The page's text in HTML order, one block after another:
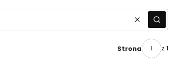
Wyczyść
Strona z 1